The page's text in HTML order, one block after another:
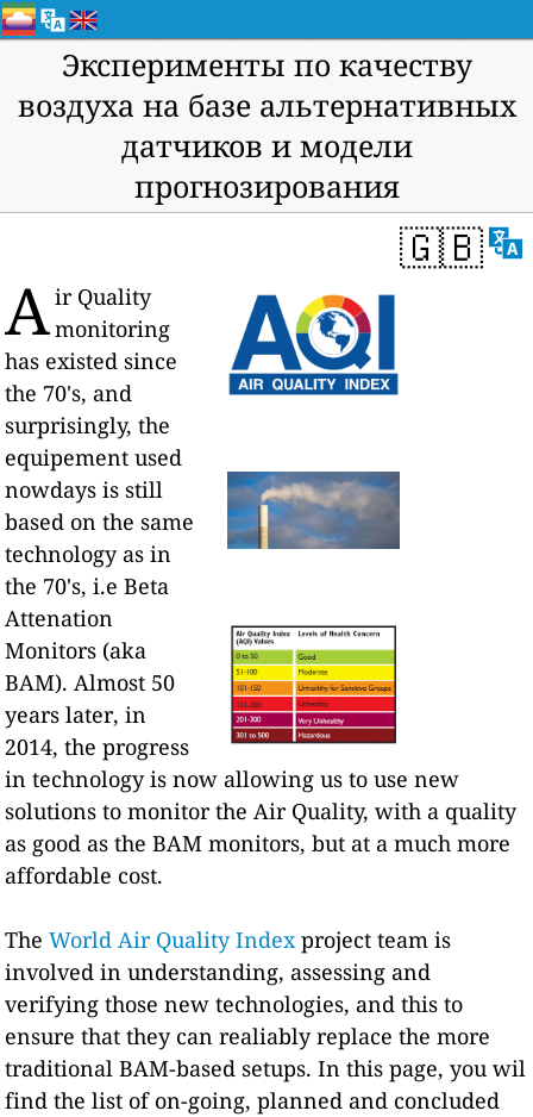
Эксперименты по качеству
воздуха на базе альтернативных
датчиков и модели
прогнозирования
🇬🇧
Air Quality
monitoring
has existed since
the 70's, and
surprisingly, the
equipement used
nowdays is still
based on the same
technology as in
the 70's, i.e Beta
Attenation
Monitors (aka
BAM). Almost 50
years later, in
2014, the progress
in technology is now allowing us to use new
solutions to monitor the Air Quality, with a quality
as good as the BAM monitors, but at a much more
affordable cost.
TheWorld Air Quality Indexproject team is
involved in understanding, assessing and
verifying those new technologies, and this to
ensure that they can realiably replace the more
traditional BAM-based setups. In this page, you wil
find the list of on-going, planned and concluded